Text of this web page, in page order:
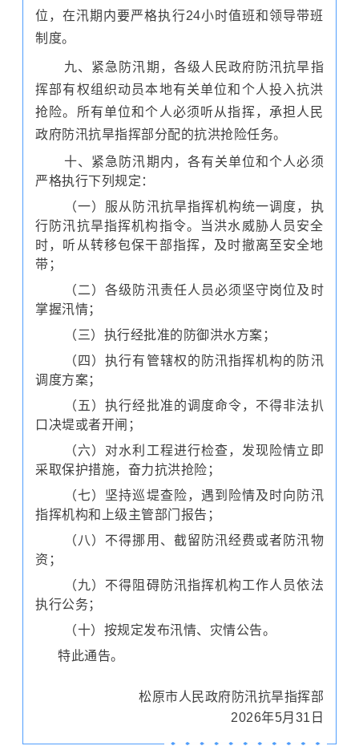
位，在汛期内要严格执行24小时值班和领导带班
制度。
九、紧急防汛期，各级人民政府防汛抗旱指
挥部有权组织动员本地有关单位和个人投入抗洪
抢险。所有单位和个人必须听从指挥，承担人民
政府防汛抗旱指挥部分配的抗洪抢险任务。
十、紧急防汛期内，各有关单位和个人必须
严格执行下列规定：
（一）服从防汛抗旱指挥机构统一调度，执
行防汛抗旱指挥机构指令。当洪水威胁人员安全
时，听从转移包保干部指挥，及时撤离至安全地
带；
（二）各级防汛责任人员必须坚守岗位及时
掌握汛情；
（三）执行经批准的防御洪水方案；
（四）执行有管辖权的防汛指挥机构的防汛
调度方案；
（五）执行经批准的调度命令，不得非法扒
口决堤或者开闸；
（六）对水利工程进行检查，发现险情立即
采取保护措施，奋力抗洪抢险；
（七）坚持巡堤查险，遇到险情及时向防汛
指挥机构和上级主管部门报告；
（八）不得挪用、截留防汛经费或者防汛物
资；
（九）不得阻碍防汛指挥机构工作人员依法
执行公务；
（十）按规定发布汛情、灾情公告。
特此通告。
松原市人民政府防汛抗旱指挥部
2026年5月31日